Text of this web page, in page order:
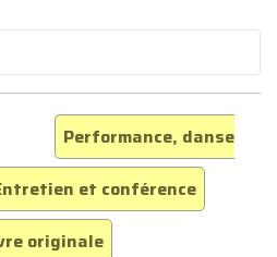
Performance, danse
et conférence
originale